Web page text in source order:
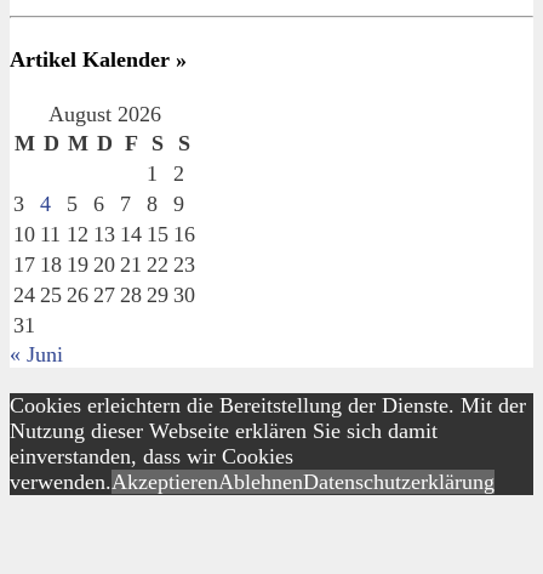
Artikel Kalender »
August 2026
M D M D F S
S
1
2
3
4 5 6 7 8
9
10 11 12 13 14 15 16
17 18 19 20 21 22 23
24 25 26 27 28 29 30
31
« Juni
Cookies erleichtern die Bereitstellung der Dienste. Mit der
Nutzung dieser Webseite erklären Sie sich damit
einverstanden, dass wir Cookies
verwenden.AkzeptierenAblehnenDatenschutzerklärung